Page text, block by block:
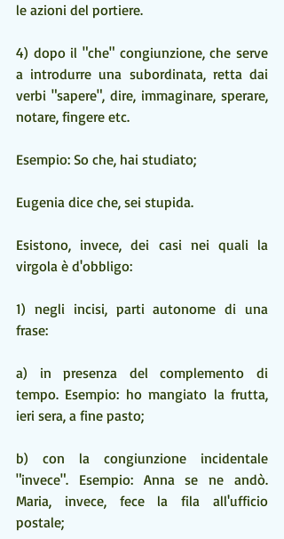
le azioni del portiere.
4) dopo il "che" congiunzione, che serve
a introdurre una subordinata, retta dai
verbi "sapere", dire, immaginare, sperare,
notare, fingere etc.
Esempio: So che, hai studiato;
Eugenia dice che, sei stupida.
Esistono, invece, dei casi nei quali la
virgola è d'obbligo:
1) negli incisi, parti autonome di una
frase:
a) in presenza del complemento di
tempo. Esempio: ho mangiato la frutta,
ieri sera, a fine pasto;
b) con la congiunzione incidentale
"invece". Esempio: Anna se ne andò.
Maria, invece, fece la fila all'ufficio
postale;